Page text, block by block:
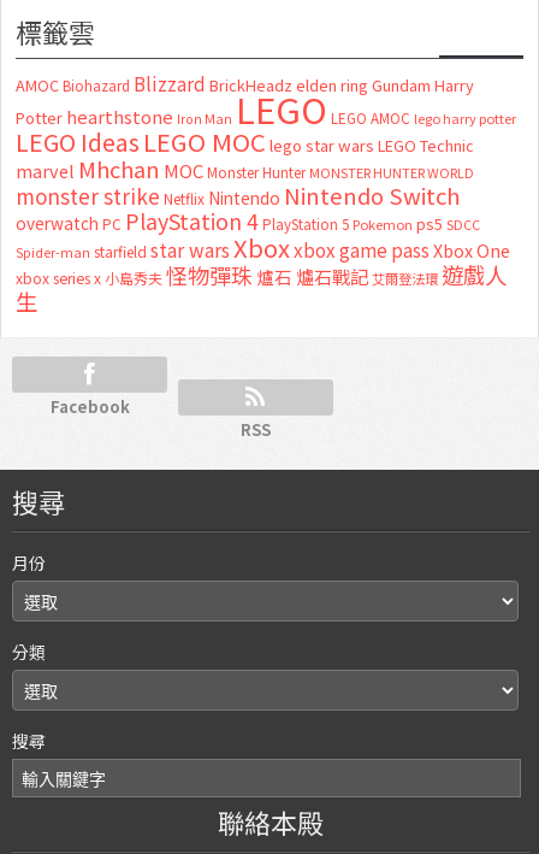
標籤雲
AMOC Biohazard Blizzard BrickHeadz elden ring Gundam Harry
Potter hearthstone Iron Man LEGO LEGO AMOC lego harry potter
LEGO Ideas LEGO MOC lego star wars LEGO Technic
marvel Mhchan MOC Monster Hunter MONSTER HUNTER WORLD
monster strike Netflix Nintendo Nintendo Switch
overwatch PC PlayStation 4 PlayStation 5 Pokemon ps5 SDCC
Spider-man starfield star warsXboxxbox game passXbox One
xbox series x 小島秀夫怪物彈珠 爐石 爐石戰記艾爾登法環 遊戲人
生
Facebook
RSS
搜尋
月份
分類
搜尋
聯絡本殿